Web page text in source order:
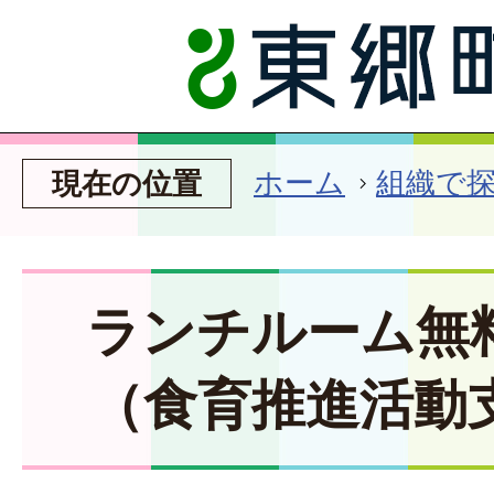
現在の位置 ホーム 組織で
ランチルーム無
（食育推進活